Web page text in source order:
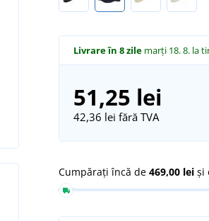
Livrare în 8 zile marți 18. 8. la
51,25 lei
42,36 lei fără TVA
Cumpărați încă de 469,00 lei și